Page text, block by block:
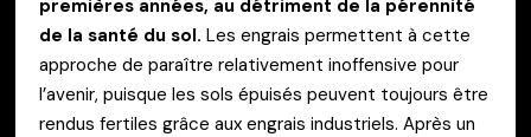
premières années, au détriment de la pérennité
de la santé du sol. Les engrais permettent à cette
approche de paraître relativement inoffensive pour
l’avenir, puisque les sols épuisés peuvent toujours être
rendus fertiles grâce aux engrais industriels. Après un